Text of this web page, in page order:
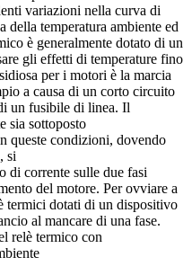
variazioni nella curva di
temperatura ambiente ed
è generalmente dotato di un
gli effetti di temperature fino
per i motori è la marcia
a causa di un corto circuito
un fusibile di linea. Il
sia sottoposto
queste condizioni, dovendo
si
di corrente sulle due fasi
del motore. Per ovviare a
termici dotati di un dispositivo
al mancare di una fase.
relè termico con